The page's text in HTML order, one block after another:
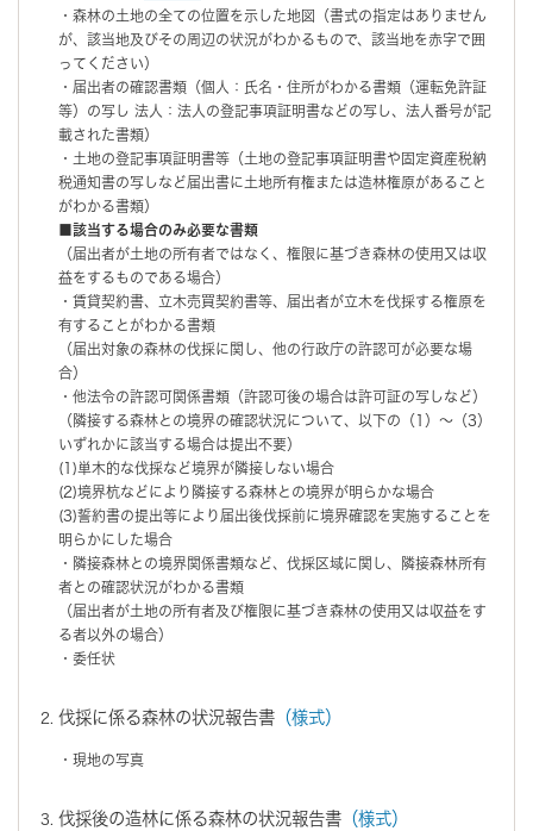
・森林の土地の全ての位置を示した地図（書式の指定はありません
が、該当地及びその周辺の状況がわかるもので、該当地を赤字で囲
ってください）
・届出者の確認書類（個人：氏名・住所がわかる書類（運転免許証
等）の写し 法人：法人の登記事項証明書などの写し、法人番号が記
載された書類）
・土地の登記事項証明書等（土地の登記事項証明書や固定資産税納
税通知書の写しなど届出書に土地所有権または造林権原があること
がわかる書類）
■該当する場合のみ必要な書類
（届出者が土地の所有者ではなく、権限に基づき森林の使用又は収
益をするものである場合）
・賃貸契約書、立木売買契約書等、届出者が立木を伐採する権原を
有することがわかる書類
（届出対象の森林の伐採に関し、他の行政庁の許認可が必要な場
合）
・他法令の許認可関係書類（許認可後の場合は許可証の写しなど）
（隣接する森林との境界の確認状況について、以下の（1）～（3）
いずれかに該当する場合は提出不要）
(1)単木的な伐採など境界が隣接しない場合
(2)境界杭などにより隣接する森林との境界が明らかな場合
(3)誓約書の提出等により届出後伐採前に境界確認を実施することを
明らかにした場合
・隣接森林との境界関係書類など、伐採区域に関し、隣接森林所有
者との確認状況がわかる書類
（届出者が土地の所有者及び権限に基づき森林の使用又は収益をす
る者以外の場合）
・委任状
伐採に係る森林の状況報告書 （様式）
・現地の写真
伐採後の造林に係る森林の状況報告書 （様式）